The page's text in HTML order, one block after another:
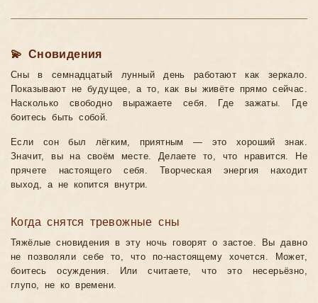
💫 Сновидения
Сны в семнадцатый лунный день работают как зеркало.
Показывают не будущее, а то, как вы живёте прямо сейчас.
Насколько свободно выражаете себя. Где зажаты. Где
боитесь быть собой.
Если сон был лёгким, приятным — это хороший знак.
Значит, вы на своём месте. Делаете то, что нравится. Не
прячете настоящего себя. Творческая энергия находит
выход, а не копится внутри.
Когда снятся тревожные сны
Тяжёлые сновидения в эту ночь говорят о застое. Вы давно
не позволяли себе то, что по-настоящему хочется. Может,
боитесь осуждения. Или считаете, что это несерьёзно,
глупо, не ко времени.